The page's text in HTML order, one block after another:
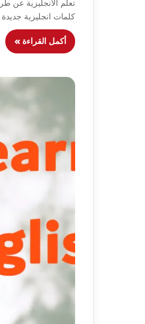
تعلم الانجليزية عن
كلمات انجليزية
أكمل القراءة »